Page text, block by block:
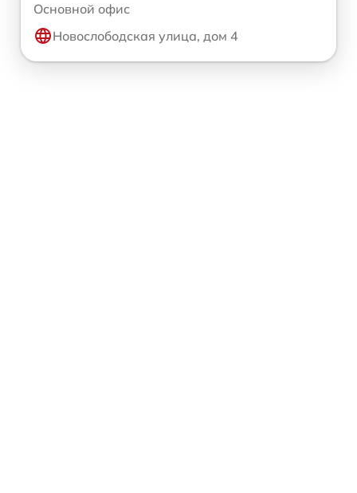
Основной офис
Новослободская улица, дом 4